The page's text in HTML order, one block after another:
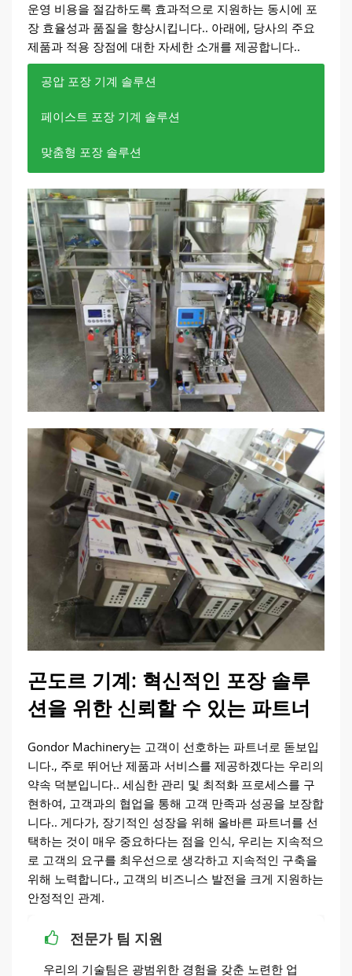
운영 비용을 절감하도록 효과적으로 지원하는 동시에 포
장 효율성과 품질을 향상시킵니다.. 아래에, 당사의 주요
제품과 적용 장점에 대한 자세한 소개를 제공합니다..
공압 포장 기계 솔루션
페이스트 포장 기계 솔루션
맞춤형 포장 솔루션
공압 포장기의 주요 용도
공압 포장 기계는 다양한 식품의 자동화를 위해 특별
히 설계되었습니다., 특히 세분화된 포장에 적합합니
다., 가루로 만든, 그리고 액체류. 그러므로, 이 포장
기계는 식품과 같은 산업에 널리 적용됩니다., 의약
품, 그리고 화학물질.
공압 포장기의 장점
고효율: 공압 제어 시스템은 빠른 포장 속도
와 높은 생산 효율성을 보장합니다., 이는 대
규모 생산 요구에 이상적입니다..
폐기물 감소: 정확한 계량 기능으로 포장재
낭비를 대폭 최소화합니다., 고객이 비용을
강력한 유연성: 포장 기계를 사용하면 다양한
제품의 특성에 따라 포장 매개변수를 조정할
수 있습니다., 이를 통해 다양한 포장 요구 사
항을 충족합니다..
공압 포장기 응용 산업
공압 포장기는 식품 산업에서 광범위하게 사용됩니
다. (쌀과 같은, 설탕, 커피, 그리고 향신료), 제약 부
문 (가루약, 과립약을 포함한), 그리고 화학산업 (화학
분말 및 과립용), 다양한 제품의 포장 요구를 효과적
으로 충족시킬 수 있습니다..
페이스트 포장기의 주요 용도
페이스트 포장 기계는 고점도 재료용으로 특별히 설
계되었습니다., 케첩과 같은, 소스, 잼, 그리고 연고.
더 많은 것은 무엇입니까, 이 식품 포장 장비는 다양
한 농도의 재료를 처리할 수 있습니다., 매 사이클마
다 정확하고 정확한 충전을 보장할 수 있습니다..
페이스트 포장 기계의 장점
정밀한 측정: 고급 계량 시스템은 각 패키지
의 일관된 중량을 보장합니다., 고르지 못한
충전으로 인한 손실을 피할 수 있습니다..
강한 적응성: 충전량과 속도 조절 가능, 페이
스트 포장 기계는 다양한 점도 및 포장 사양
다..
쉬운 청소 : 심플한 디자인으로 분해와 청소가
용이합니다., 제품 위생과 안전을 보장할 수
있는, 식품 안전 표준을 준수하여.
페이스트 포장 기계의 응용 산업
페이스트 포장기는 주로 식품 산업에서 사용됩니다.
(소스 같은 것, 잼, 그리고 유제품), 화장품 부문 (크림
과 연고를 포함한), 그리고 제약산업 (연고나 영양 페
이스트 같은 것), 다양한 고점도 재료 포장 요구 사항
에 적합합니다..
이해합니다.; 그러므로, 우리는 맞춤형 장비 구성을
제공합니다. 포장 크기인지, 속도, 재료, 또는 디자인,
우리는 고객의 특정 요구에 따라 조정할 수 있습니
다, 이를 통해 시장 변화와 개인 선호도를 충족할 수
있습니다..
맞춤형 포장 솔루션의 이점
유연성: 맞춤형 솔루션을 통해 고객은 시장
변동에 신속하게 적응할 수 있습니다., 경쟁
력을 높일 수 있는.
효율성 향상: 특정 제품 특성에 따라 포장 장
비 구성을 최적화함으로써, 우리는 최대의 생
산 효율성을 보장합니다.
향상된 고객 경험: 우리의 맞춤형 서비스를
통해 고객은 우리의 전문성과 배려를 느낄 수
있습니다., 이는 고객 만족도를 크게 향상시
킵니다..
곤도르 기계: 혁신적인 포장 솔루
션을 위한 신뢰할 수 있는 파트너
Gondor Machinery는 고객이 선호하는 파트너로 돋보입
니다., 주로 뛰어난 제품과 서비스를 제공하겠다는 우리의
약속 덕분입니다.. 세심한 관리 및 최적화 프로세스를 구
현하여, 고객과의 협업을 통해 고객 만족과 성공을 보장합
니다.. 게다가, 장기적인 성장을 위해 올바른 파트너를 선
택하는 것이 매우 중요하다는 점을 인식, 우리는 지속적으
로 고객의 요구를 최우선으로 생각하고 지속적인 구축을
위해 노력합니다., 고객의 비즈니스 발전을 크게 지원하는
안정적인 관계.
전문가 팀 지원
우리의 기술팀은 광범위한 경험을 갖춘 노련한 업